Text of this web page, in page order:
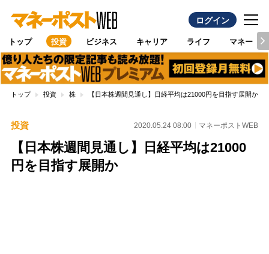
ログイン
トップ 投資 ビジネス キャリア ライフ マネー
トップ 投資 株 【日本株週間見通し】日経平均は21000円を目指す展開か
投資 2020.05.24 08:00 マネーポストWEB
【日本株週間見通し】日経平均は21000
円を目指す展開か